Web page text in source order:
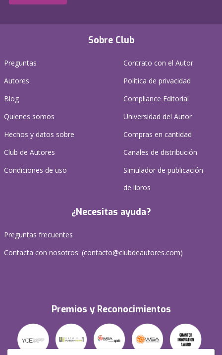
Sobre Club
Preguntas
Autores
Blog
Quienes somos
Hechos y datos sobre
Club de Autores
Condiciones de uso
Contrato con el Autor
Política de privacidad
Compliance Editorial
Universidad del Autor
Compras en cantidad
Canales de distribución
Simulador de publicación
de libros
¿Necesitas ayuda?
Preguntas frecuentes
Contacta con nosotros: (contacto@clubdeautores.com)
Premios y Reconocimientos